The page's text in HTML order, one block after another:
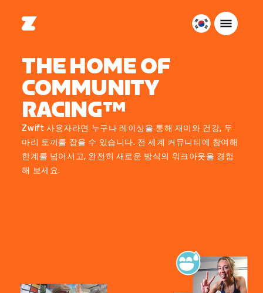
대
THE HOME OF
COMMUNITY
RACING™
Zwift 사용자라면 누구나 레이싱을 통해 재미와 건강, 두
마리 토끼를 잡을 수 있습니다. 전 세계 커뮤니티에 참여해
한계를 넘어서고, 완전히 새로운 방식의 워크아웃을 경험
해 보세요.